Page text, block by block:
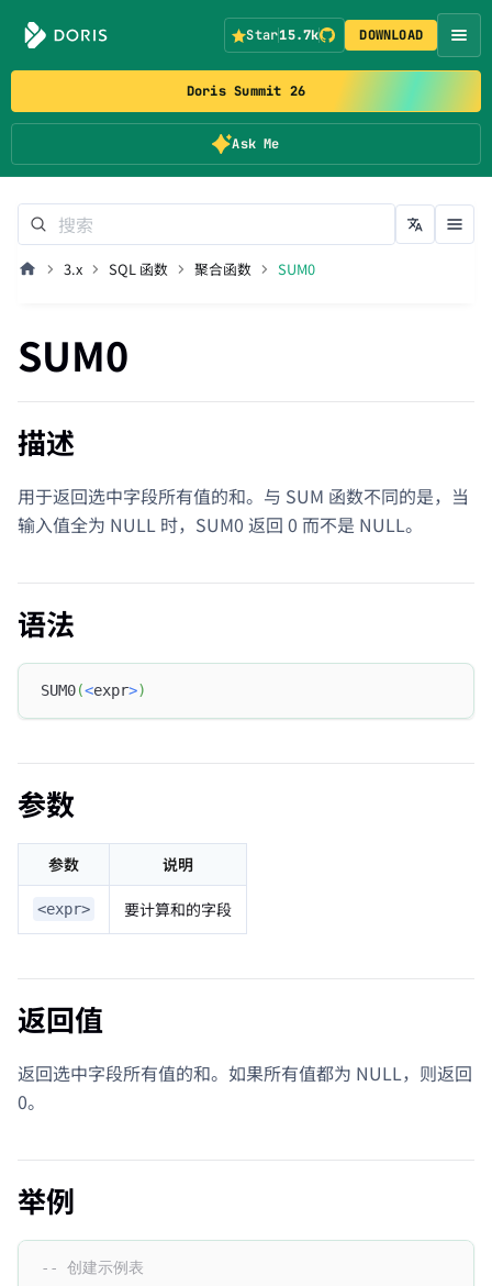
Doris Summit 26
Ask Me
Star15.7k DOWNLOAD
3.x SQL 函数 聚合函数 SUM0
SUM0
描述
用于返回选中字段所有值的和。与 SUM 函数不同的是，当
输入值全为 NULL 时，SUM0 返回 0 而不是 NULL。
语法
SUM0(<expr>)
参数
参数 说明
<expr> 要计算和的字段
返回值
返回选中字段所有值的和。如果所有值都为 NULL，则返回
0。
举例
-- 创建示例表